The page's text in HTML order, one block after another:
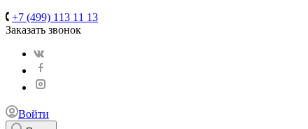
+7 (499) 113 11 13
Заказать звонок
Войти